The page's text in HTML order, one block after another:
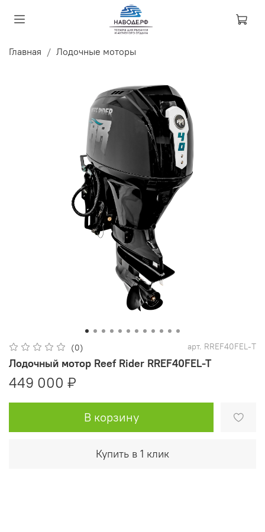
Главная Лодочные моторы
(0) арт. RREF40FEL-T
Лодочный мотор Reef Rider RREF40FEL-T
449 000 ₽
В корзину
Купить в 1 клик